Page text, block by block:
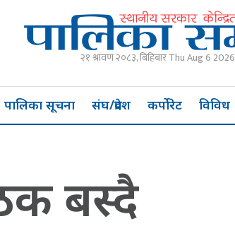
२१ श्रावण २०८३, बिहिबार Thu Aug 6 2026
पालिका सूचना संघ/प्रदेश कर्पोरेट विविध
बस्दै